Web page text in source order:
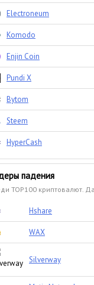
Electroneum
Komodo
Enjin Coin
Pundi X
Bytom
Steem
HyperCash
падения
TOP100 криптовалют.
Hshare
WAX
Silverway